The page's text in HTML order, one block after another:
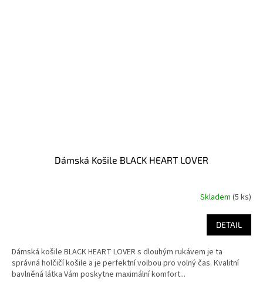
Dámská Košile BLACK HEART LOVER
Skladem (5 ks)
DETAIL
Dámská košile BLACK HEART LOVER s dlouhým rukávem je ta
správná holčičí košile a je perfektní volbou pro volný čas. Kvalitní
bavlněná látka Vám poskytne maximální komfort...